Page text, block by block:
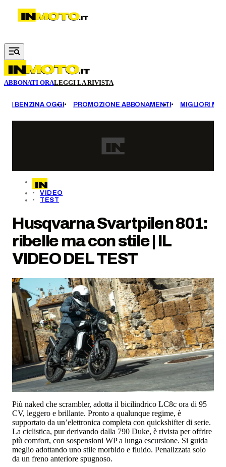
Vai al contenuto principale
ABBONATI ORALEGGI LA RIVISTA
BENZINA OGGI PROMOZIONE ABBONAMENTI MIGLIORI
VIDEO
TEST
Husqvarna Svartpilen 801:
ribelle ma con stile | IL
VIDEO DEL TEST
Più naked che scrambler, adotta il bicilindrico LC8c ora di 95
CV, leggero e brillante. Pronto a qualunque regime, è
supportato da un’elettronica completa con quickshifter di serie.
La ciclistica, pur derivando dalla 790 Duke, è rivista per offrire
più comfort, con sospensioni WP a lunga escursione. Si guida
meglio adottando uno stile morbido e fluido. Penalizzata solo
da un freno anteriore spugnoso.